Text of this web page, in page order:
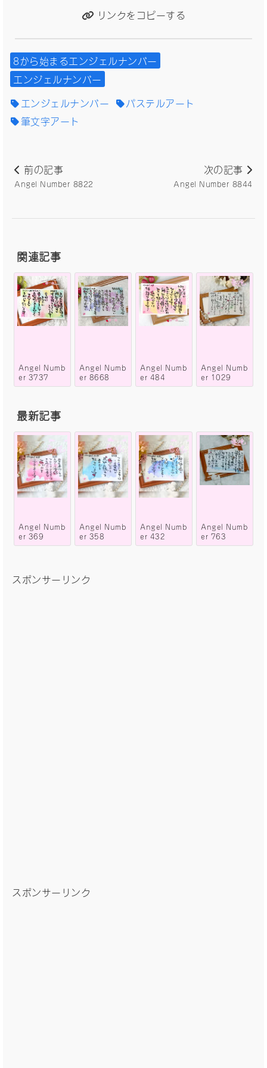
リンクをコピーする
8から始まるエンジェルナンバー
エンジェルナンバー
エンジェルナンバー
パステルアート
筆文字アート
前の記事
Angel Number 8822
次の記事
Angel Number 8844
関連記事
Angel Numb
er 3737
Angel Numb
er 8668
Angel Numb
er 484
Angel Numb
er 1029
最新記事
Angel Numb
er 369
Angel Numb
er 358
Angel Numb
er 432
Angel Numb
er 763
スポンサーリンク
スポンサーリンク